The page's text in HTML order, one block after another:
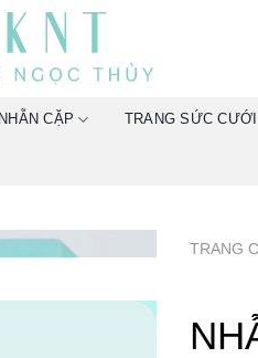
NHẪN CẶP TRANG SỨC CƯỚI
TRANG